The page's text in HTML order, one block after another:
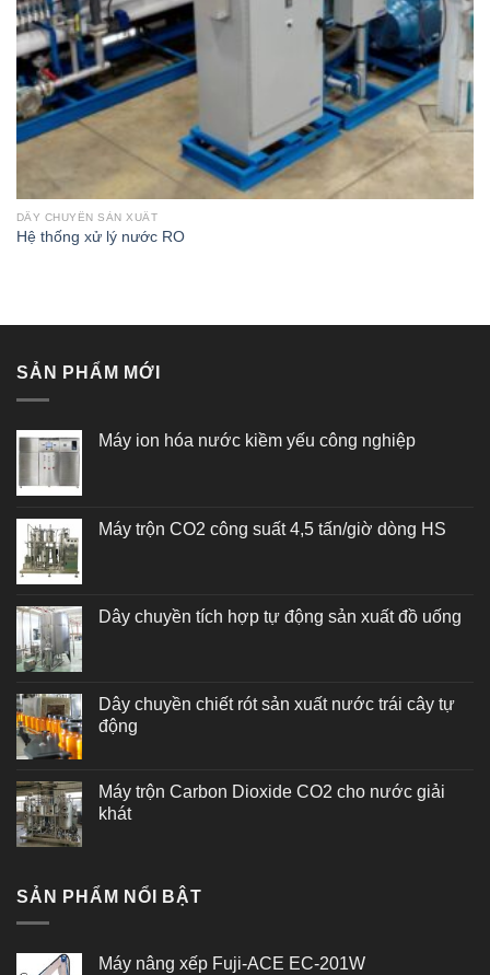
DÂY CHUYỀN SẢN XUẤT
Hệ thống xử lý nước RO
SẢN PHẨM MỚI
Máy ion hóa nước kiềm yếu công nghiệp
Máy trộn CO2 công suất 4,5 tấn/giờ dòng HS
Dây chuyền tích hợp tự động sản xuất đồ uống
Dây chuyền chiết rót sản xuất nước trái cây tự
động
Máy trộn Carbon Dioxide CO2 cho nước giải
khát
SẢN PHẨM NỔI BẬT
Máy nâng xếp Fuji-ACE EC-201W